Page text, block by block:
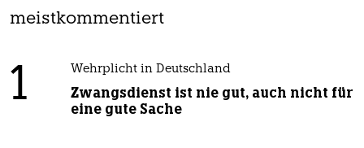
meistkommentiert
1 Wehrplicht in Deutschland
Zwangsdienst ist nie gut, auch nicht für
eine gute Sache